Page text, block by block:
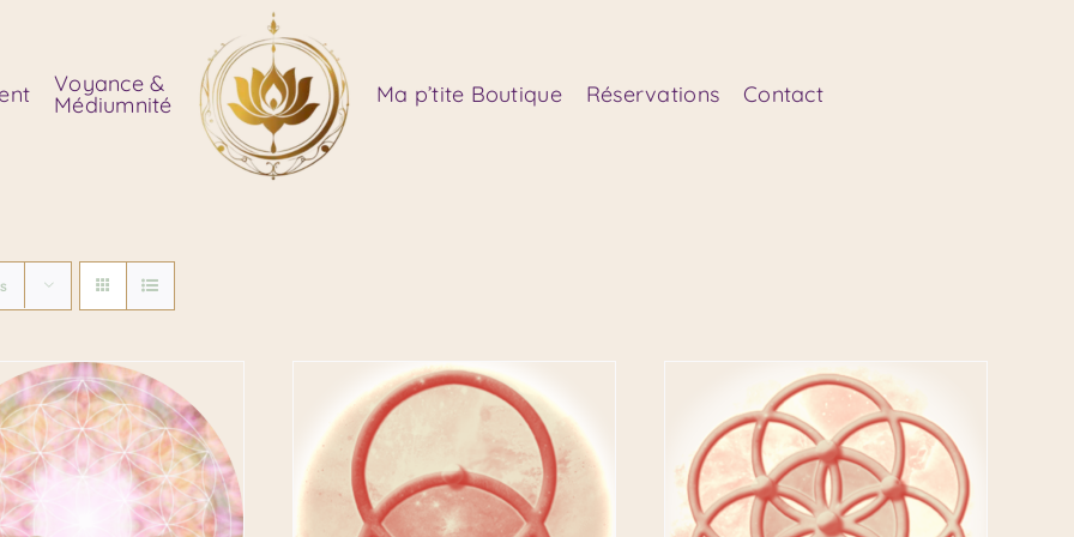
Voyance &
Médiumnité Ma p’tite Boutique Réservations Contact